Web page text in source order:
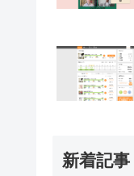
新着記事